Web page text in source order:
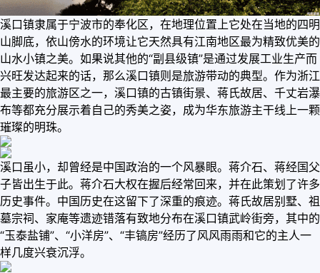
溪口镇隶属于宁波市的奉化区，在地理位置上它处在当地的四明
山脚底，依山傍水的环境让它天然具有江南地区最为精致优美的
山水小镇之美。如果说其他的“副县级镇”是通过发展工业生产而
兴旺发达起来的话，那么溪口镇则是旅游带动的典型。作为浙江
最主要的旅游区之一，溪口镇的古镇街景、蒋氏故居、千丈岩瀑
布等都充分展示着自己的秀美之姿，成为华东旅游主干线上一颗
璀璨的明珠。
溪口虽小，却曾经是中国政治的一个风暴眼。蒋介石、蒋经国父
子皆出生于此。蒋介石大权在握后经常回来，并在此策划了许多
历史事件。中国历史在这留下了深重的痕迹。蒋氏故居别墅、祖
墓宗祠、家庵等遗迹错落有致地分布在溪口镇武岭街旁，其中的
“玉泰盐铺”、“小洋房”、“丰镐房”经历了风风雨雨和它的主人一
样几度兴衰沉浮。